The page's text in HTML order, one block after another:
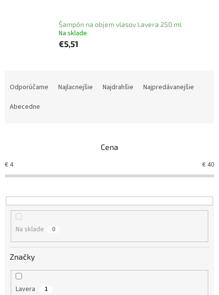
Šampón na objem vlasov Lavera 250 ml
Na sklade
€5,51
r
o
u
k
Odporúčame Najlacnejšie Najdrahšie
Najpredávanejšie
Abecedne
Cena
€4 €40
Na sklade 0
Značky
Lavera 1